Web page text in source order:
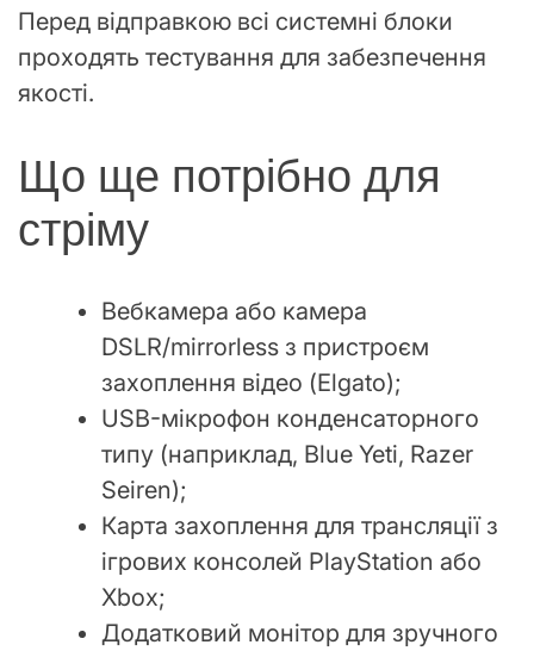
Перед відправкою всі системні блоки
проходять тестування для забезпечення
якості.
Що ще потрібно для
стріму
Вебкамера або камера
DSLR/mirrorless з пристроєм
захоплення відео (Elgato);
USB-мікрофон конденсаторного
типу (наприклад, Blue Yeti, Razer
Seiren);
Карта захоплення для трансляції з
ігрових консолей PlayStation або
Xbox;
Додатковий монітор для зручного